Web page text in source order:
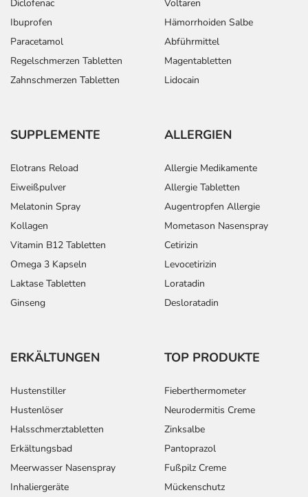
Diclofenac
Ibuprofen
Paracetamol
Regelschmerzen Tabletten
Zahnschmerzen Tabletten
Voltaren
Hämorrhoiden Salbe
Abführmittel
Magentabletten
Lidocain
SUPPLEMENTE
Elotrans Reload
Eiweißpulver
Melatonin Spray
Kollagen
Vitamin B12 Tabletten
Omega 3 Kapseln
Laktase Tabletten
Ginseng
ALLERGIEN
Allergie Medikamente
Allergie Tabletten
Augentropfen Allergie
Mometason Nasenspray
Cetirizin
Levocetirizin
Loratadin
Desloratadin
ERKÄLTUNGEN
Hustenstiller
Hustenlöser
Halsschmerztabletten
Erkältungsbad
Meerwasser Nasenspray
Inhaliergeräte
TOP PRODUKTE
Fieberthermometer
Neurodermitis Creme
Zinksalbe
Pantoprazol
Fußpilz Creme
Mückenschutz